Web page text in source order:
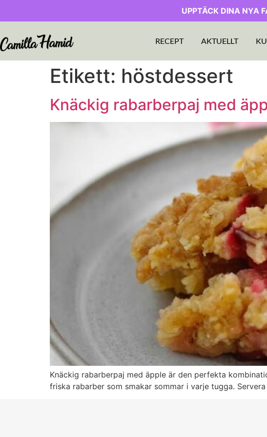
UPPTÄCK DINA NYA
RECEPT AKTUELLT
Etikett: höstdessert
Knäckig rabarberpaj med
Knäckig rabarberpaj med äpple är den perfekta
friska rabarber som smakar sommar i varje tugga.